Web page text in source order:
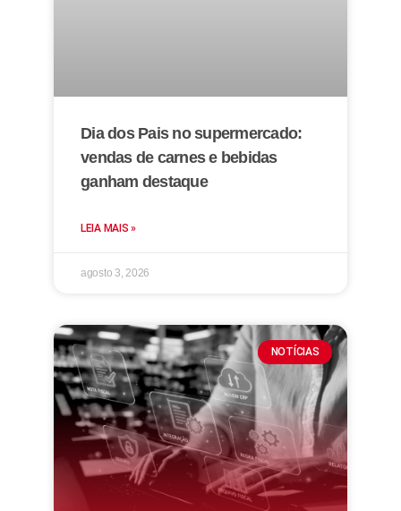
Dia dos Pais no supermercado:
vendas de carnes e bebidas
ganham destaque
LEIA MAIS »
agosto 3, 2026
NOTÍCIAS